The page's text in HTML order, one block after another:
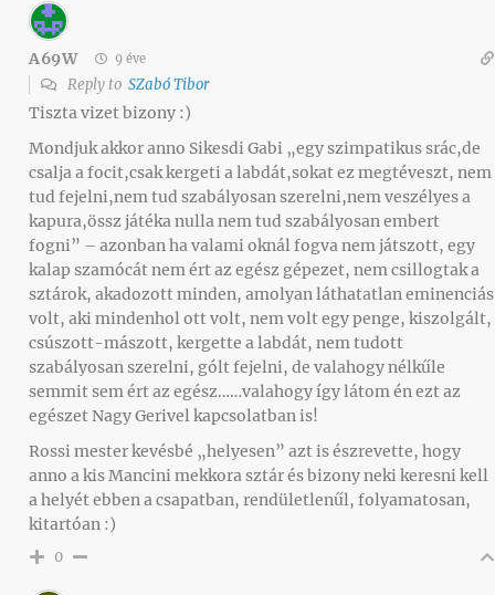
A69W 9 éve
Reply to SZabó Tibor
Tiszta vizet bizony :)
Mondjuk akkor anno Sikesdi Gabi „egy szimpatikus srác,de
csalja a focit,csak kergeti a labdát,sokat ez megtéveszt, nem
tud fejelni,nem tud szabályosan szerelni,nem veszélyes a
kapura,össz játéka nulla nem tud szabályosan embert
fogni” – azonban ha valami oknál fogva nem játszott, egy
kalap szamócát nem ért az egész gépezet, nem csillogtak a
sztárok, akadozott minden, amolyan láthatatlan eminenciás
volt, aki mindenhol ott volt, nem volt egy penge, kiszolgált,
csúszott-mászott, kergette a labdát, nem tudott
szabályosan szerelni, gólt fejelni, de valahogy nélkűle
semmit sem ért az egész……valahogy így látom én ezt az
egészet Nagy Gerivel kapcsolatban is!
Rossi mester kevésbé „helyesen” azt is észrevette, hogy
anno a kis Mancini mekkora sztár és bizony neki keresni kell
a helyét ebben a csapatban, rendületlenűl, folyamatosan,
kitartóan :)
0